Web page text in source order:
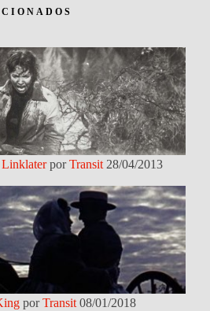
porTransit 28/04/2013
porTransit 08/01/2018